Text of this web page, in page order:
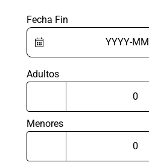
Fecha Fin
Adultos
Menores